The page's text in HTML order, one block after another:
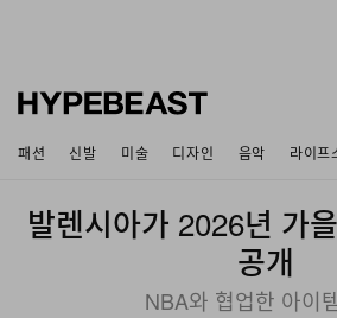
패션 신발 미술 디자인 음악 라이프
발렌시아가 2026년 가
공개
NBA와 협업한 아이